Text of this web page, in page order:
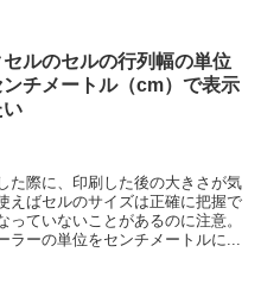
セルのセルの行列幅の単位
ンチメートル（cm）で表示
い
た際に、印刷した後の大きさが気
えばセルのサイズは正確に把握で
ていないことがあるのに注意。
ラーの単位をセンチメートルに...